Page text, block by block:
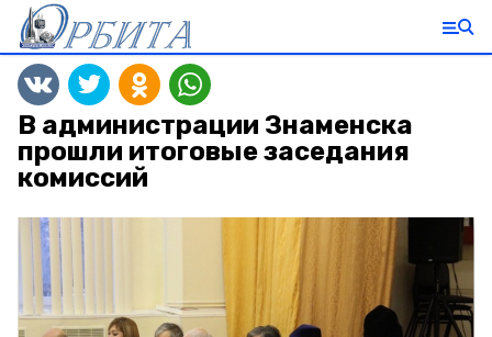
В администрации Знаменска
прошли итоговые заседания
комиссий